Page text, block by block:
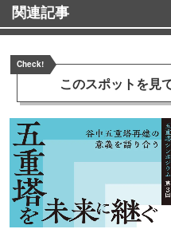
関連記事
Check!
このスポットを見